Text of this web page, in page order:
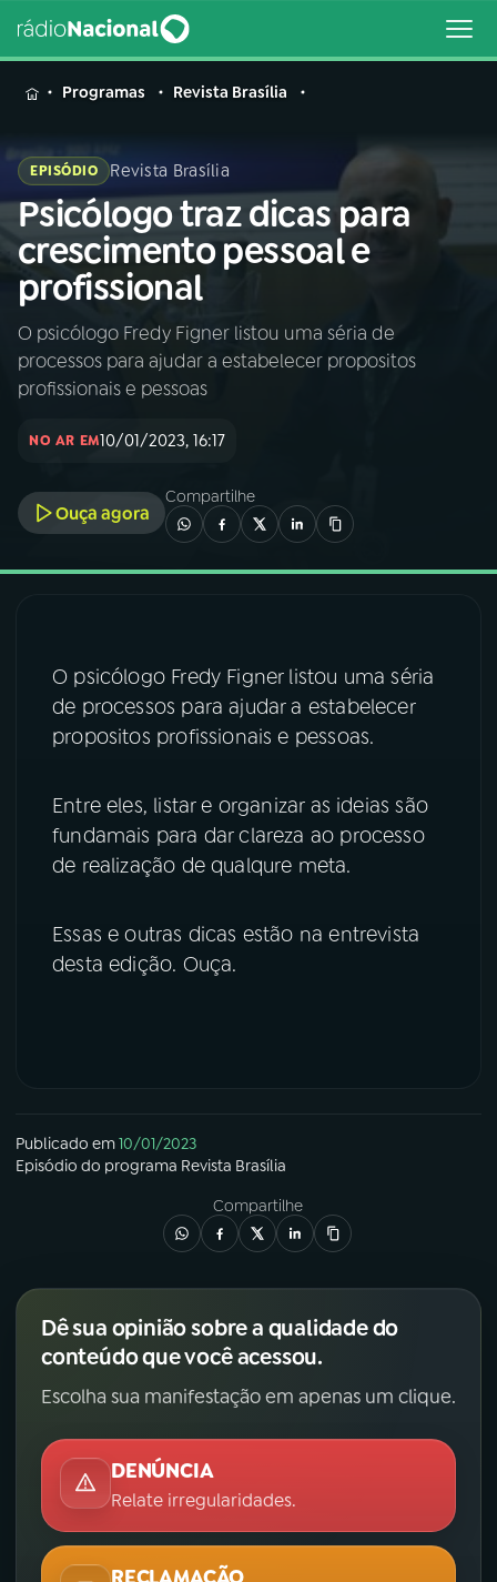
MENU
Buscar
na
Rádio
Nacional
Buscar
AO VIVO
PODCASTS
07ÚLTIMAS
TikTok
Programas Revista Brasília
EPISÓDIO Revista Brasília
Psicólogo traz dicas para
crescimento pessoal e
profissional
O psicólogo Fredy Figner listou uma séria de
processos para ajudar a estabelecer propositos
profissionais e pessoas
NO AR EM10/01/2023, 16:17
Ouça agora
Compartilhe
O psicólogo Fredy Figner listou uma séria
de processos para ajudar a estabelecer
propositos profissionais e pessoas.
Entre eles, listar e organizar as ideias são
fundamais para dar clareza ao processo
de realização de qualqure meta.
Essas e outras dicas estão na entrevista
desta edição. Ouça.
Publicado em10/01/2023
Episódio do programa Revista Brasília
Compartilhe
Dê sua opinião sobre a qualidade do
conteúdo que você acessou.
Escolha sua manifestação em apenas um clique.
DENÚNCIA
Relate irregularidades.